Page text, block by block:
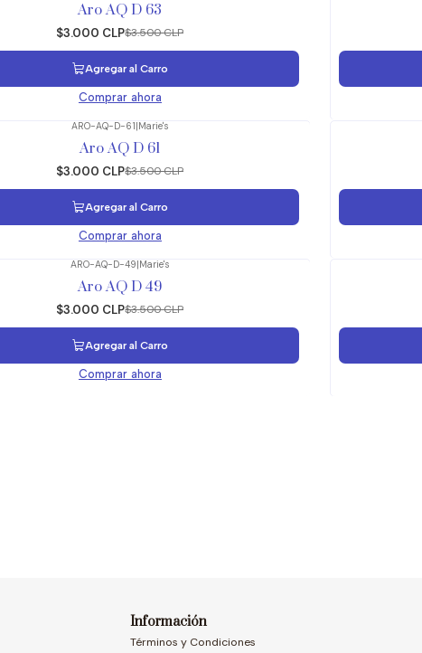
Aro AQ D 63
$3.000 CLP$3.500 CLP
Agregar al Carro
Comprar ahora
ARO-AQ-D-61 Marie's
Aro AQ D 61
$3.000 CLP$3.500 CLP
Agregar al Carro
Comprar ahora
ARO-AQ-D-49 Marie's
Aro AQ D 49
$3.000 CLP$3.500 CLP
Agregar al Carro
Comprar ahora
Información
Términos y Condiciones